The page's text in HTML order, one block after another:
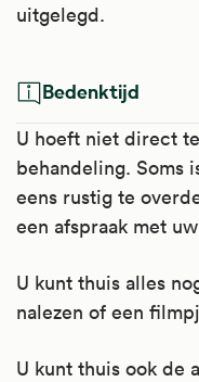
uitgelegd.
Bedenktijd
U hoeft niet direct
behandeling. Soms
eens rustig te
een afspraak met
U kunt thuis alles
nalezen of een
U kunt thuis ook de